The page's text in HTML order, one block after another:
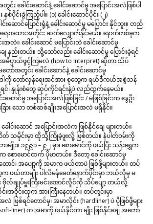
င်း ခေါင်းဆောင်နဲ့ ခေါင်းဆောင်မှု အပြောင်းအလဲဖြစ်ပါ
စ်ပိုင်းခွဲကြည့်ပါ။ (၁) ခေါင်းဆောင်ပိုင်း (၂)
င်းဆောင်ပြောင်းရုံနဲ့ ခေါင်းဆောင်မှု မပြောင်း နိုင်ဘူး။ တည်
အနေအထားအတိုင်း ဆက်လျှောက်နိုင်မယ်။ နောက်တစ်ခုက
အလဲ။ ခေါင်းဆောင် မပြောင်းဘဲ ခေါင်းဆောင်မှု
ေ နည်းတယ်။ သို့သော်လည်း ခေါင်းဆောင်မှု ပြောင်းခဲ့ရင်
ာယ်ဖွင့်ကြမလဲ (how to interpret) ဆိုတာ သိပ်
ာ်အတွင်း ခေါင်းဆောင်နဲ့ ခေါင်းဆောင်မှု
ဒါကို တော်လှန်ရေးအင်အား စုတွေက ရယ်ဒီကယ်အစွဲသန်
င်၊ နှုန်းစံတွေ ဆုပ်ကိုင်ရင်းနဲ့ပဲ လည်ထွက်နေမယ်။
ောင်မှု အပြောင်းအလဲဖြစ်ခြင်း / မဖြစ်ခြင်းက နွေဦး
ြား သော တစ်ဆစ်ချိုးအပြောင်းအလဲ မရှိနိုင်။
ါင်းဆောင် အပြောင်းအလဲက ဖြစ်နိုင်ချေ များတယ်။
သမိုင်းမှာ ထိုသို့ကြုံခဲ့ဖူးလို့ ဖြစ်တယ်။ နံပါတ်ဝမ်းကို
း။ ၁၉၉၁ – ၉၂ မှာ၊ စောမောင်ကို ဖယ်ပြီး သန်းရွှေက
ောမောင်ထက် ပိုမာတယ်။ ဒီတော့ ခေါင်းဆောင်မှု
ောင်၊ အပျော့ကို အမာက ဖယ်တာပဲ ဖြစ်ဖို့များတယ်။ တပ်
ဖယ်တာမျိုး ပါလီမန်ခေတ်နောက်ပိုင်းမှာ ဘယ်လိုမှ မ
ဗိုလ်ချုပ်မှူးကြီးမင်းအောင်လှိုင်ကို သိပ်ပျော့ တယ်လို့
အဝိုင်းထုက အားကြီးနေတယ်။ တပ်တွင်းမှာ
လဲ ဖြစ်ရင်တောင်မှ၊ အမာလိုင်း (hardliner) ပဲ ပိုဖြစ်ဖို့များ
liner) က အမာကို ဖယ်နိုင်တာ မျိုး ဖြစ်နိုင်ချေ အတော်